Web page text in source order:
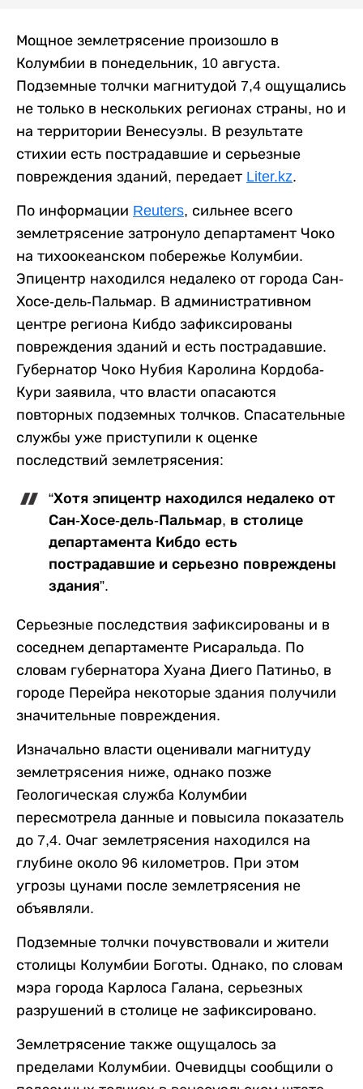
Мощное землетрясение произошло в
Колумбии в понедельник, 10 августа.
Подземные толчки магнитудой 7,4 ощущались
не только в нескольких регионах страны, но и
на территории Венесуэлы. В результате
стихии есть пострадавшие и серьезные
повреждения зданий, передает Liter.kz.
По информации Reuters, сильнее всего
землетрясение затронуло департамент Чоко
на тихоокеанском побережье Колумбии.
Эпицентр находился недалеко от города Сан-
Хосе-дель-Пальмар. В административном
центре региона Кибдо зафиксированы
повреждения зданий и есть пострадавшие.
Губернатор Чоко Нубия Каролина Кордоба-
Кури заявила, что власти опасаются
повторных подземных толчков. Спасательные
службы уже приступили к оценке
последствий землетрясения:
“Хотя эпицентр находился недалеко от
Сан-Хосе-дель-Пальмар, в столице
департамента Кибдо есть
пострадавшие и серьезно повреждены
здания”.
Серьезные последствия зафиксированы и в
соседнем департаменте Рисаральда. По
словам губернатора Хуана Диего Патиньо, в
городе Перейра некоторые здания получили
значительные повреждения.
Изначально власти оценивали магнитуду
землетрясения ниже, однако позже
Геологическая служба Колумбии
пересмотрела данные и повысила показатель
до 7,4. Очаг землетрясения находился на
глубине около 96 километров. При этом
угрозы цунами после землетрясения не
объявляли.
Подземные толчки почувствовали и жители
столицы Колумбии Боготы. Однако, по словам
мэра города Карлоса Галана, серьезных
разрушений в столице не зафиксировано.
Землетрясение также ощущалось за
пределами Колумбии. Очевидцы сообщили о